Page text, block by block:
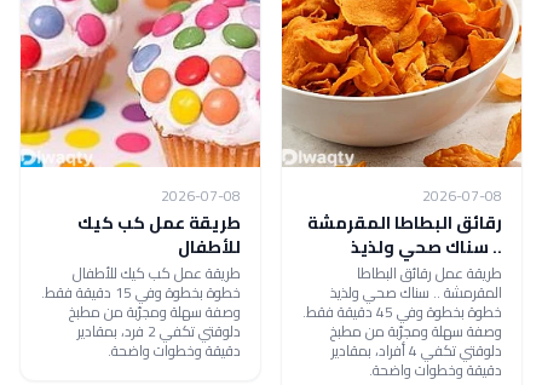
2026-07-08
رقائق البطاطا المقرمشة
.. سناك صحي ولذيذ
طريقة عمل رقائق البطاطا
المقرمشة .. سناك صحي ولذيذ
خطوة بخطوة وفي 45 دقيقة فقط.
وصفة سهلة ومجرّبة من مطبخ
دلوقتي تكفي 4 أفراد، بمقادير
دقيقة وخطوات واضحة.
2026-07-08
طريقة عمل كب كيك
للأطفال
طريقة عمل كب كيك للأطفال
خطوة بخطوة وفي 15 دقيقة فقط.
وصفة سهلة ومجرّبة من مطبخ
دلوقتي تكفي 2 فرد، بمقادير
دقيقة وخطوات واضحة.